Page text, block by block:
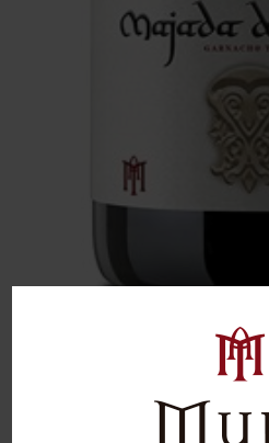
Majada de Reyes